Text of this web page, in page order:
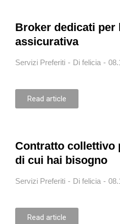
Broker dedicati per
assicurativa
Servizi Preferiti Di felicia
Read article
Contratto collettivo
di cui hai bisogno
Servizi Preferiti Di felicia
Read article